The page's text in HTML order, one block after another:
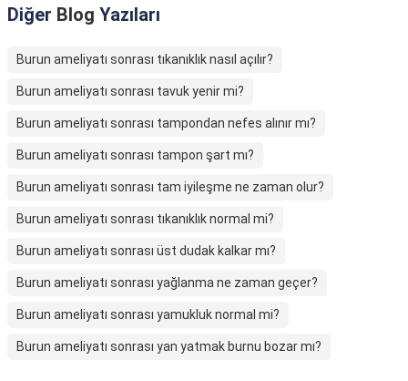
Diğer Blog Yazıları
Burun ameliyatı sonrası tıkanıklık nasıl açılır?
Burun ameliyatı sonrası tavuk yenir mi?
Burun ameliyatı sonrası tampondan nefes alınır mı?
Burun ameliyatı sonrası tampon şart mı?
Burun ameliyatı sonrası tam iyileşme ne zaman olur?
Burun ameliyatı sonrası tıkanıklık normal mi?
Burun ameliyatı sonrası üst dudak kalkar mı?
Burun ameliyatı sonrası yağlanma ne zaman geçer?
Burun ameliyatı sonrası yamukluk normal mi?
Burun ameliyatı sonrası yan yatmak burnu bozar mı?